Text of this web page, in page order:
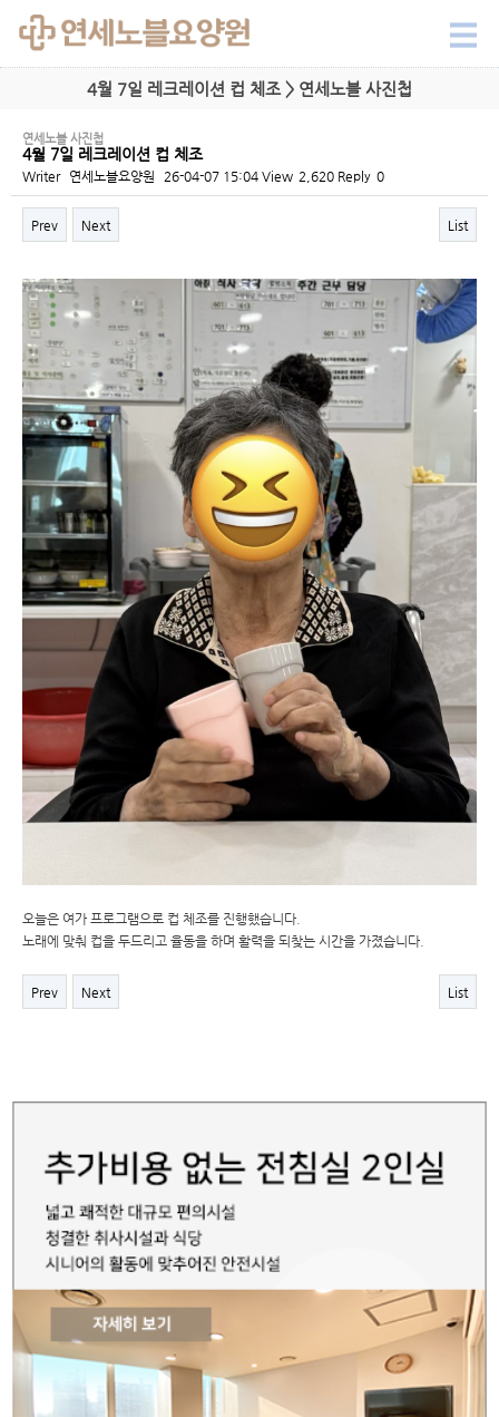
4월 7일 레크레이션 컵 체조 > 연세노블 사진첩
연세노블 사진첩
4월 7일 레크레이션 컵 체조
Writer 연세노블요양원 26-04-07 15:04 View 2,620 Reply 0
Prev Next List
Content
오늘은 여가 프로그램으로 컵 체조를 진행했습니다.
노래에 맞춰 컵을 두드리고 율동을 하며 활력을 되찾는 시간을 가졌습니다.
Prev Next List